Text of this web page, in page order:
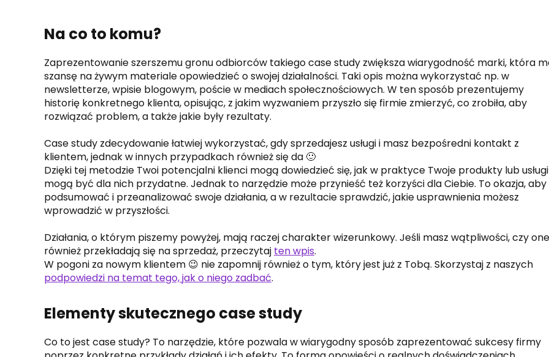
Na co to komu?
Zaprezentowanie szerszemu gronu odbiorców takiego case study zwiększa wiarygodność marki, która
szansę na żywym materiale opowiedzieć o swojej działalności. Taki opis można wykorzystać np. w
newsletterze, wpisie blogowym, poście w mediach społecznościowych. W ten sposób prezentujemy
historię konkretnego klienta, opisując, z jakim wyzwaniem przyszło się firmie zmierzyć, co zrobiła, aby
rozwiązać problem, a także jakie były rezultaty.
Case study zdecydowanie łatwiej wykorzystać, gdy sprzedajesz usługi i masz bezpośredni kontakt z
klientem, jednak w innych przypadkach również się da 🙂
Dzięki tej metodzie Twoi potencjalni klienci mogą dowiedzieć się, jak w praktyce Twoje produkty lub usługi
mogą być dla nich przydatne. Jednak to narzędzie może przynieść też korzyści dla Ciebie. To okazja, aby
podsumować i przeanalizować swoje działania, a w rezultacie sprawdzić, jakie usprawnienia możesz
wprowadzić w przyszłości.
Działania, o którym piszemy powyżej, mają raczej charakter wizerunkowy. Jeśli masz wątpliwości, czy one
również przekładają się na sprzedaż, przeczytaj ten wpis.
W pogoni za nowym klientem 😉 nie zapomnij również o tym, który jest już z Tobą. Skorzystaj z naszych
podpowiedzi na temat tego, jak o niego zadbać.
Elementy skutecznego case study
Co to jest case study? To narzędzie, które pozwala w wiarygodny sposób zaprezentować sukcesy firmy